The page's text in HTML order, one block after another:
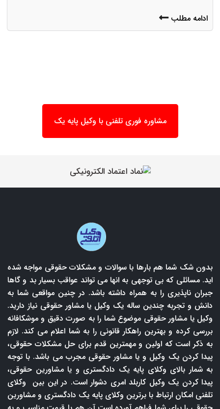
ادامه مطلب
مشاوره فوری تلفنی با وکیل پایه یک
بدون شک شما هم بارها با سوالات و مشکلات حقوقی مواجه شده
اید. مسائلی که بی توجهی به انها می تواند عواقب بسیار بد و گاها
جبران ناپذیری را به همراه داشته باشد. در چنین مواقعی شما به
دانش و تجربه چندین ساله یک وکیل یا مشاور حقوقی نیاز دارید.
وکیل یا مشاور حقوقی موضوع شما را به صورت دقیق و موشکافانه
بررسی کرده و بهترین راهکار قانونی را به شما اعلام می کند. لازم
به ذکر است که اولین و مهمترین قدم برای حل مشکلات حقوقی،
پیدا کردن یک وکیل و یا مشاور حقوقی مجرب می باشد. با توجه
به شمار بالای وکلای پایه یک دادگستری و یا مشاورین حقوقی،
پیدا کردن یک وکیل کاربلد امری دشوار است. در این بین وکلای
تلفنی امکان ارتباط با برترین وکلای پایه یک دادگستری و مشاورین